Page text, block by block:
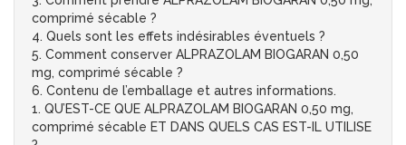
comprimé sécable ?
4. Quels sont les effets indésirables éventuels ?
5. Comment conserver ALPRAZOLAM BIOGARAN 0,50
mg, comprimé sécable ?
6. Contenu de l’emballage et autres informations.
1. QU’EST-CE QUE ALPRAZOLAM BIOGARAN 0,50 mg,
comprimé sécable ET DANS QUELS CAS EST-IL UTILISE